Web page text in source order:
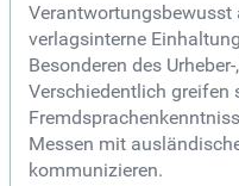
verlagsinterne
Besonderen des
Verschiedentlich greifen
Messen mit
kommunizieren.